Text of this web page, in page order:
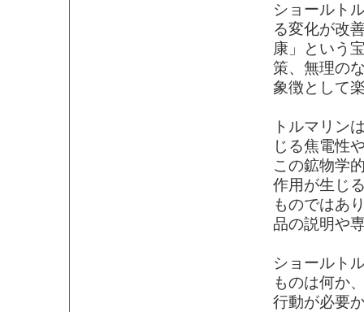
ショールト
る変化が改
康」という
策、無理の
象徴として
トルマリン
じる焦電性
この鉱物学
作用が生じ
ものではあ
品の説明や
ショールト
ものは何か
行動が必要